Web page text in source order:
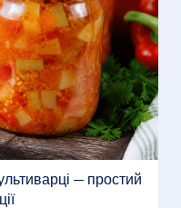
— простий